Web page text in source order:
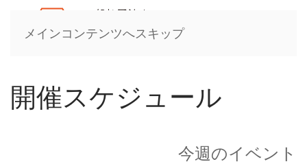
メインコンテンツへスキップ
開催スケジュール
今週のイベント